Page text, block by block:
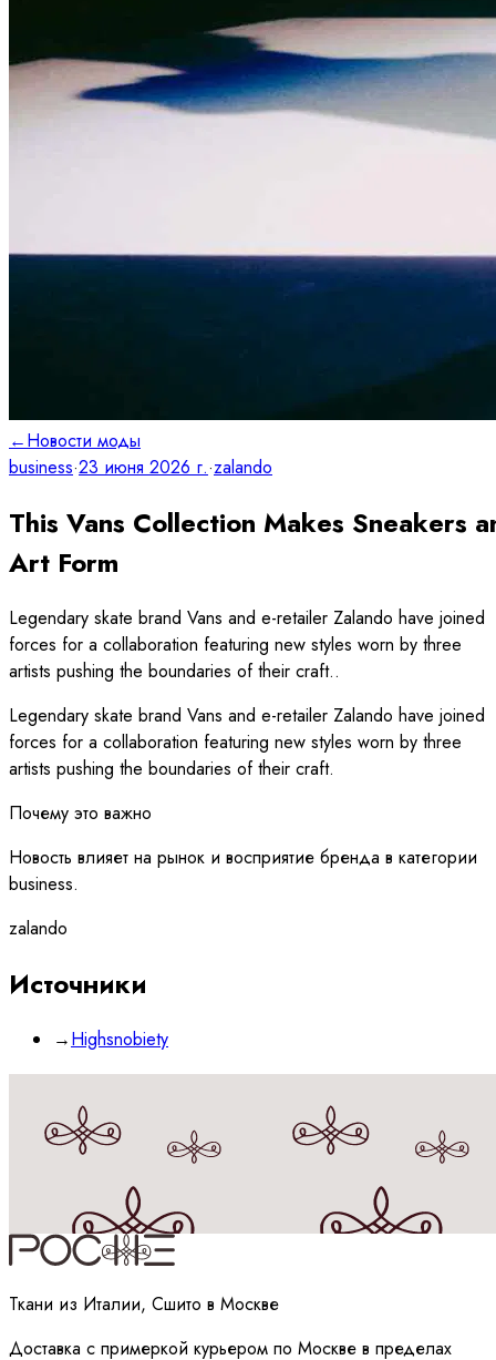
←Новости моды
business·23 июня 2026 г.·zalando
This Vans Collection Makes Sneakers
Art Form
Legendary skate brand Vans and e-retailer Zalando have joined
forces for a collaboration featuring new styles worn by three
artists pushing the boundaries of their craft..
Legendary skate brand Vans and e-retailer Zalando have joined
forces for a collaboration featuring new styles worn by three
artists pushing the boundaries of their craft.
Почему это важно
Новость влияет на рынок и восприятие бренда в категории
business.
zalando
Источники
→Highsnobiety
Принимаюполитикуобработки данных
Ткани из Италии, Сшито в Москве
Доставка с примеркой курьером по Москве в пределах